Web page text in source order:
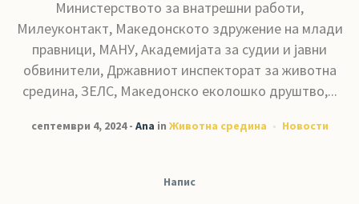
Министерството за внатрешни работи,
Милеуконтакт, Македонското здружение на млади
правници, МАНУ, Академијата за судии и јавни
обвинители, Државниот инспекторат за животна
средина, ЗЕЛС, Македонско еколошко друштво,...
септември 4, 2024 Ana in Животна средина Новости
Напис